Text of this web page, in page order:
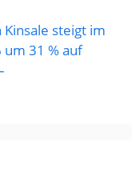
steigt im
31 % auf